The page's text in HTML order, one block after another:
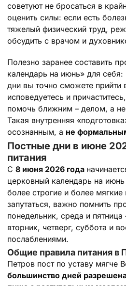
советуют не бросаться в
оценить силы: если есть
тяжелый физический труд,
обсудить с врачом и
Полезно заранее составить
календарь на июнь» для себя:
дни вы точно сможете прийти
исповедуетесь и
помочь ближним – делом, а
Такая внутренняя
осознанным, а не
Постные дни в июне
питания
С 8 июня 2026 года
церковный календарь на июнь
более строгие и более
запутаться, важно помнить
понедельник, среда и
вторник, четверг, суббота и
послаблениями.
Общие правила питания в
Петров пост по уставу мягче
большинство дней